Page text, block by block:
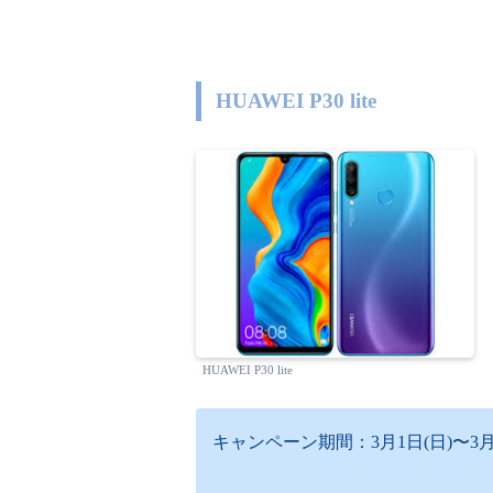
HUAWEI P30 lite
HUAWEI P30 lite
キャンペーン期間：3月1日(日)〜3